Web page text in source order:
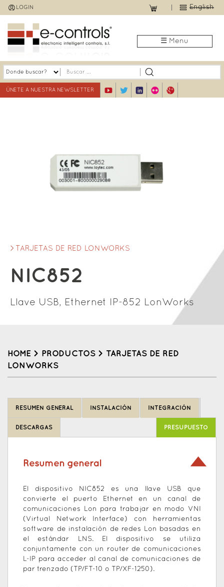
Jump
to
navigation
LOGIN English
☰ Menu
ÚNETE A NUESTRA NEWSLETTER
TARJETAS DE RED LONWORKS
NIC852
Llave USB, Ethernet IP-852 LonWorks
HOME > PRODUCTOS > TARJETAS DE RED
LONWORKS
top
RESUMEN GENERAL INSTALACIÓN INTEGRACIÓN
DESCARGAS PRESUPUESTO
Resumen general
El dispositivo NIC852 es una llave USB que
convierte el puerto Ethernet en un canal de
comunicaciones Lon para trabajar en modo VNI
(Virtual Network Interface) con herramientas
software de instalación de redes Lon basadas en
el estándar LNS. El dispositivo se utiliza
conjuntamente con un router de comunicaciones
L-IP para acceder al canal de comunicaciones de
par trenzado (TP/FT-10 o TP/XF-1250).